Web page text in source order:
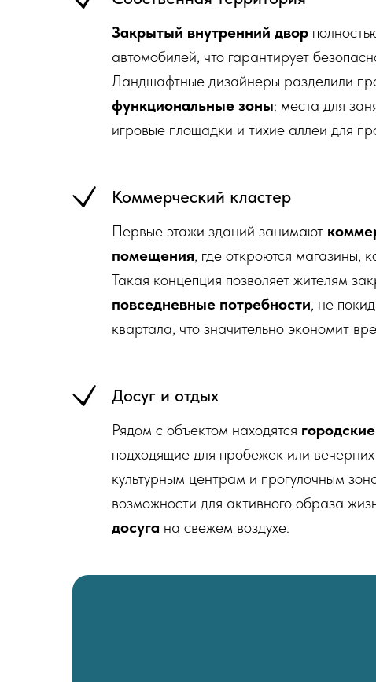
Закрытый внутренний двор
автомобилей, что гарантирует
Ландшафтные дизайнеры разделили
функциональные зоны: места для
игровые площадки и тихие аллеи для
Коммерческий кластер
Первые этажи зданий занимают
помещения, где откроются магазины,
Такая концепция позволяет жителям
повседневные потребности, не
квартала, что значительно экономит
Досуг и отдых
Рядом с объектом находятся
подходящие для пробежек или вечерних
культурным центрам и прогулочным
возможности для активного образа
досуга на свежем воздухе.